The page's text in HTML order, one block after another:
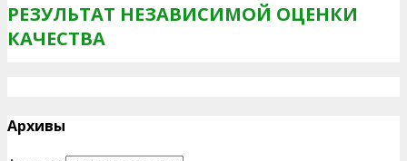
РЕЗУЛЬТАТ НЕЗАВИСИМОЙ ОЦЕНКИ
КАЧЕСТВА
Архивы